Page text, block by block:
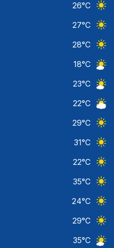
26°C
27°C
28°C
18°C
23°C
22°C
29°C
31°C
22°C
35°C
24°C
29°C
35°C